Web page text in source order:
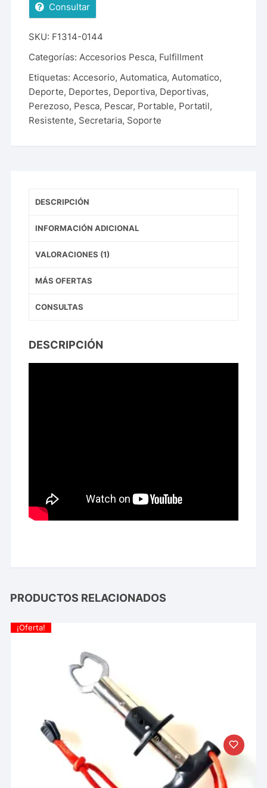
Consultar
SKU: F1314-0144
Categorías: Accesorios Pesca, Fulfillment
Etiquetas: Accesorio, Automatica, Automatico,
Deporte, Deportes, Deportiva, Deportivas,
Perezoso, Pesca, Pescar, Portable, Portatil,
Resistente, Secretaria, Soporte
DESCRIPCIÓN
INFORMACIÓN ADICIONAL
VALORACIONES (1)
MÁS OFERTAS
CONSULTAS
DESCRIPCIÓN
PRODUCTOS RELACIONADOS
¡Oferta!